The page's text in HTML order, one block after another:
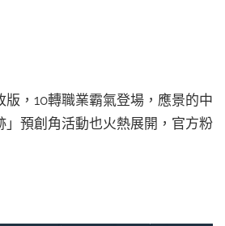
，10轉職業霸氣登場，應景的中
預創角活動也火熱展開，官方粉